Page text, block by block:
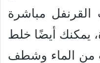
مباشرة
يمكنك أيضًا خلط
من الماء وشطف